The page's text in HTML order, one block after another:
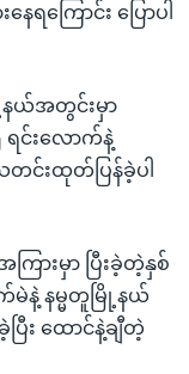
ကြောင်း ပြောပါ
ယ်အတွင်းမှာ
င်းလောက်နဲ့
တင်းထုတ်ပြန်ခဲ့ပါ
ကြားမှာ ပြီးခဲ့တဲ့နှစ်
မဲနဲ့ နမ္မတူမြို့နယ်
ြီး ထောင်နဲ့ချီတဲ့